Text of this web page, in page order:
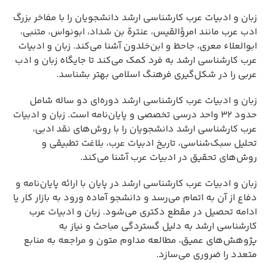
زبان و ادبیات عرب کارشناسی ارشد دانشجویان را با مفاخر بزرگ
ادب عرب مانند امرؤالقیس، عنترة بن شداد، ابونواس، متنبی،
ابوالعلاء معری، جاحظ و ابن‌خلدون آشنا می‌کند. زبان و ادبیات
عرب کارشناسی ارشد به فرد کمک می‌کند تا جایگاه زبان و ادب
عربی را در شکل‌گیری فرهنگ اسلامی بهتر بشناسد.
زبان و ادبیات عرب کارشناسی ارشد دوره‌ای دو ساله شامل
حدود ۳۲ واحد درسی تخصصی و پایان‌نامه است. زبان و ادبیات
عرب کارشناسی ارشد دانشجویان را با روش‌های نقد ادبی،
تحلیل سبک‌شناسی، تاریخ ادبیات عرب، بلاغت تطبیقی و
روش‌های تحقیق در ادبیات عرب آشنا می‌کند.
زبان و ادبیات عرب کارشناسی ارشد در پایان با ارائه پایان‌نامه و
دفاع از آن به اتمام می‌رسد و دانشجو آماده ورود به بازار کار یا
ادامه تحصیل در مقطع دکتری می‌شود. زبان و ادبیات عرب
کارشناسی ارشد به دلیل گستردگی مباحث و نیاز به
پژوهش‌های عمیق، مطالعه مداوم متون و مراجعه به منابع
متعدد را ضروری می‌سازد.